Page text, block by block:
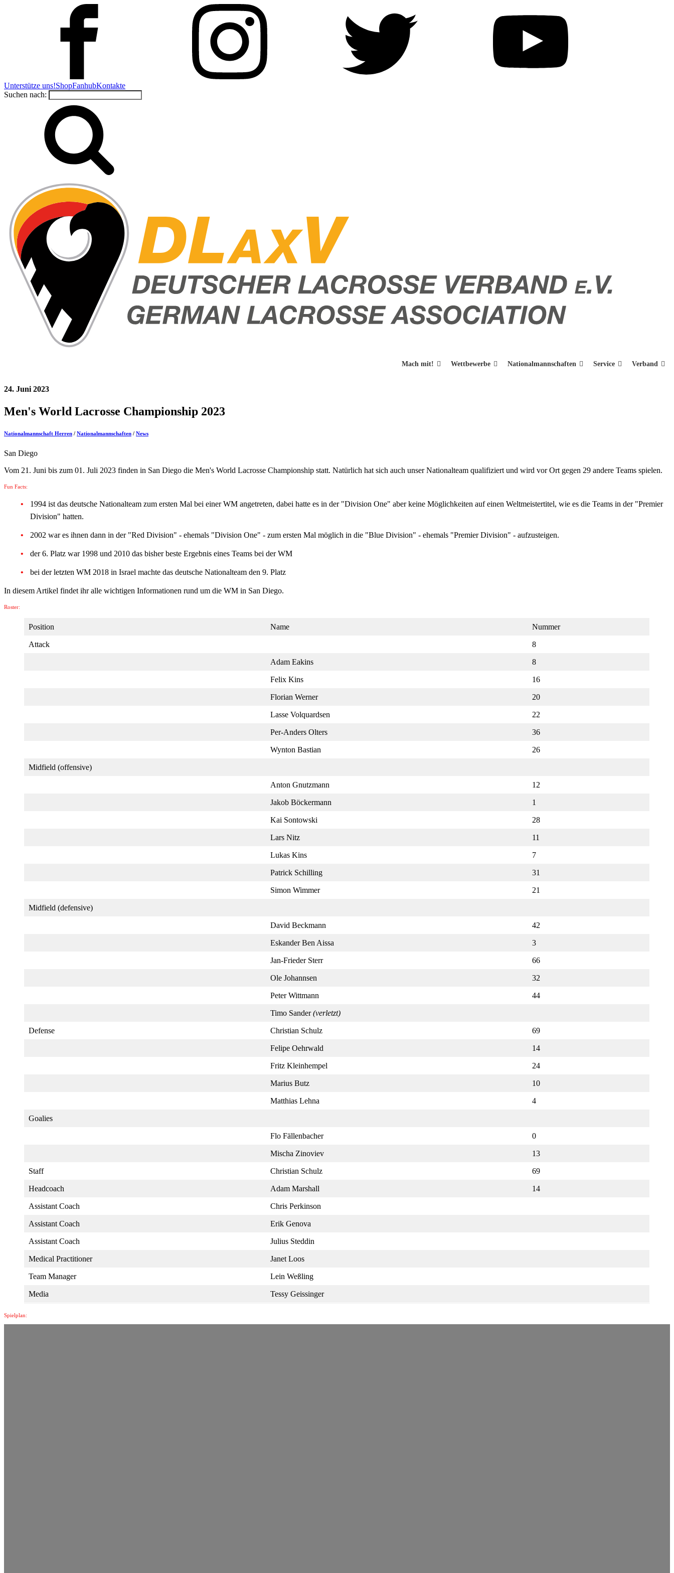
Unterstütze uns!ShopFanhubKontakte
Suchen nach:
Mach mit! Wettbewerbe Nationalmannschaften Service Verband
24. Juni 2023
Men's World Lacrosse Championship 2023
Nationalmannschaft Herren / Nationalmannschaften / News
San Diego
Vom 21. Juni bis zum 01. Juli 2023 finden in San Diego die Men's World Lacrosse Championship statt. Natürlich hat sich auch unser Nationalteam qualifiziert und wird vor Ort gegen 29 andere Teams spielen.
Fun Facts:
1994 ist das deutsche Nationalteam zum ersten Mal bei einer WM angetreten, dabei hatte es in der "Division One" aber keine Möglichkeiten auf einen Weltmeistertitel, wie es die Teams in der "Premier
Division" hatten.
2002 war es ihnen dann in der "Red Division" - ehemals "Division One" - zum ersten Mal möglich in die "Blue Division" - ehemals "Premier Division" - aufzusteigen.
der 6. Platz war 1998 und 2010 das bisher beste Ergebnis eines Teams bei der WM
bei der letzten WM 2018 in Israel machte das deutsche Nationalteam den 9. Platz
In diesem Artikel findet ihr alle wichtigen Informationen rund um die WM in San Diego.
Roster:
Position Name Nummer
Attack 8
Adam Eakins 8
Felix Kins 16
Florian Werner 20
Lasse Volquardsen 22
Per-Anders Olters 36
Wynton Bastian 26
Midfield (offensive)
Anton Gnutzmann 12
Jakob Böckermann 1
Kai Sontowski 28
Lars Nitz 11
Lukas Kins 7
Patrick Schilling 31
Simon Wimmer 21
Midfield (defensive)
David Beckmann 42
Eskander Ben Aissa 3
Jan-Frieder Sterr 66
Ole Johannsen 32
Peter Wittmann 44
Timo Sander(verletzt)
Defense Christian Schulz 69
Felipe Oehrwald 14
Fritz Kleinhempel 24
Marius Butz 10
Matthias Lehna 4
Goalies
Flo Fällenbacher 0
Mischa Zinoviev 13
Staff Christian Schulz 69
Headcoach Adam Marshall 14
Assistant Coach Chris Perkinson
Assistant Coach Erik Genova
Assistant Coach Julius Steddin
Medical Practitioner Janet Loos
Team Manager Lein Weßling
Media Tessy Geissinger
Spielplan: